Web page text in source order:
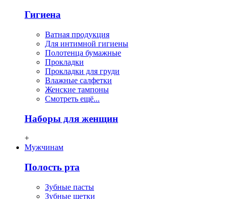
Гигиена
Ватная продукция
Для интимной гигиены
Полотенца бумажные
Прокладки
Прокладки для груди
Влажные салфетки
Женские тампоны
Смотреть ещё...
Наборы для женщин
+
Мужчинам
Полость рта
Зубные пасты
Зубные щетки